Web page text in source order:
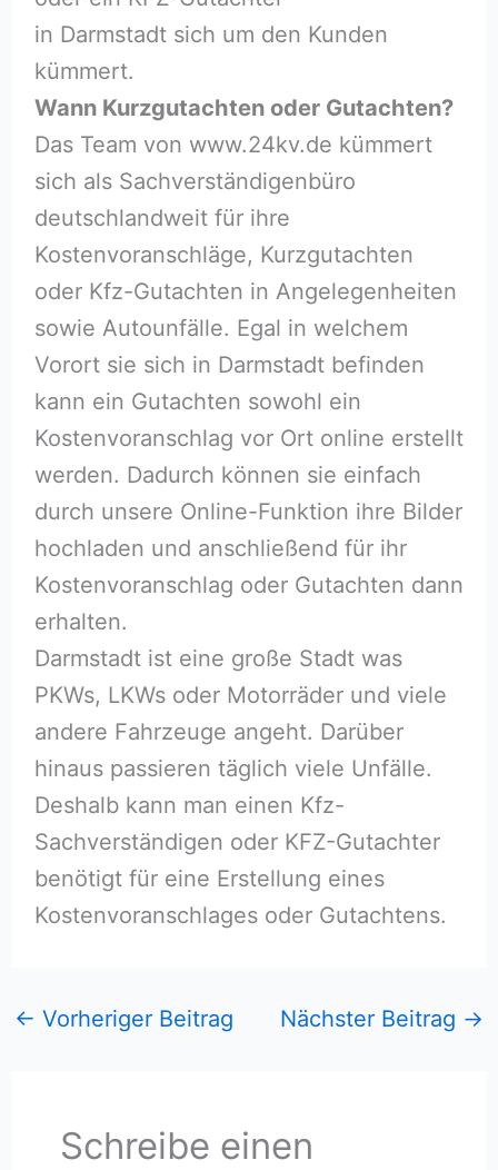
in Darmstadt sich um den Kunden
kümmert.
Wann Kurzgutachten oder Gutachten?
Das Team von www.24kv.de kümmert
sich als Sachverständigenbüro
deutschlandweit für ihre
Kostenvoranschläge, Kurzgutachten
oder Kfz-Gutachten in Angelegenheiten
sowie Autounfälle. Egal in welchem
Vorort sie sich in Darmstadt befinden
kann ein Gutachten sowohl ein
Kostenvoranschlag vor Ort online erstellt
werden. Dadurch können sie einfach
durch unsere Online-Funktion ihre Bilder
hochladen und anschließend für ihr
Kostenvoranschlag oder Gutachten dann
erhalten.
Darmstadt ist eine große Stadt was
PKWs, LKWs oder Motorräder und viele
andere Fahrzeuge angeht. Darüber
hinaus passieren täglich viele Unfälle.
Deshalb kann man einen Kfz-
Sachverständigen oder KFZ-Gutachter
benötigt für eine Erstellung eines
Kostenvoranschlages oder Gutachtens.
← Vorheriger Beitrag Nächster Beitrag →
Schreibe einen